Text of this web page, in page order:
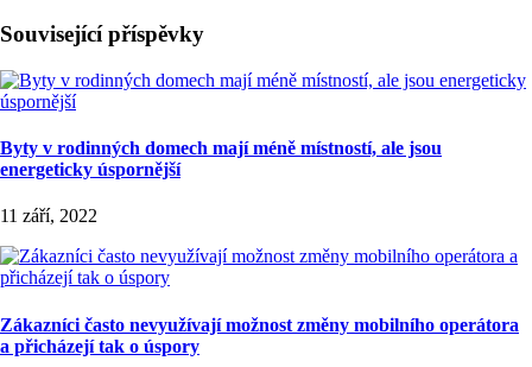
Související příspěvky
Byty v rodinných domech mají méně místností, ale jsou
energeticky úspornější
11 září, 2022
Zákazníci často nevyužívají možnost změny mobilního operátora
a přicházejí tak o úspory